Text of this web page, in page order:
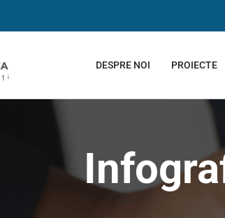
DESPRE NOI PROIECTE